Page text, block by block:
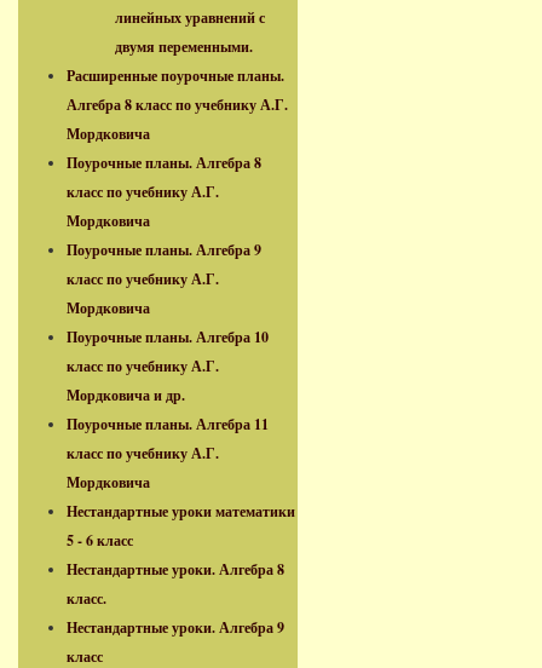
линейных уравнений с
двумя переменными.
Расширенные поурочные планы.
Алгебра 8 класс по учебнику А.Г.
Мордковича
Поурочные планы. Алгебра 8
класс по учебнику А.Г.
Мордковича
Поурочные планы. Алгебра 9
класс по учебнику А.Г.
Мордковича
Поурочные планы. Алгебра 10
класс по учебнику А.Г.
Мордковича и др.
Поурочные планы. Алгебра 11
класс по учебнику А.Г.
Мордковича
Нестандартные уроки математики
5 - 6 класс
Нестандартные уроки. Алгебра 8
класс.
Нестандартные уроки. Алгебра 9
класс